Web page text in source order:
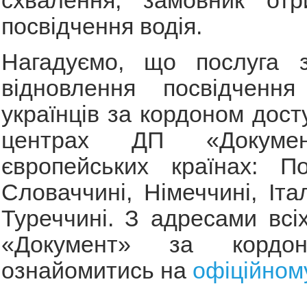
посвідчення водія.
Нагадуємо, що послуга
відновлення
українців за кордоном
центрах ДП
європейських країнах:
Словаччині, Німеччині,
Туреччині. З адресами
«Документ» за
ознайомитись на